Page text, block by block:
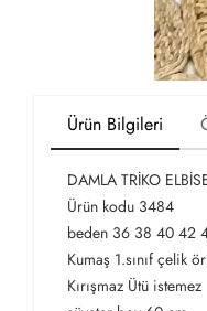
Ürün Bilgileri
DAMLA TRİKO
Ürün kodu 3484
beden 36 38 40 42
Kumaş 1.sınıf çelik
Kırışmaz Ütü istemez